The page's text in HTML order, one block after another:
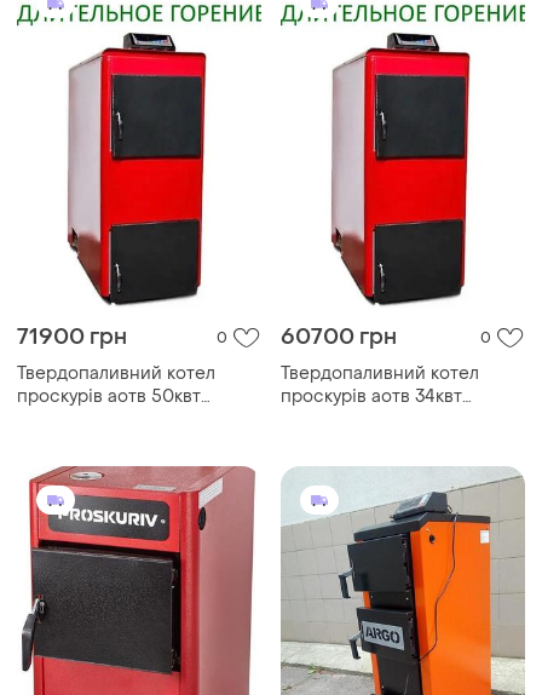
71900 грн 0
Твердопаливний котел
проскурів аотв 50квт
60700 грн 0
Твердопаливний котел
проскурів аотв 34квт